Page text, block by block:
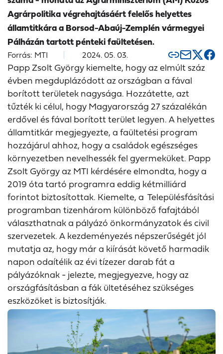
Agrárpolitika végrehajtásáért felelős helyettes
államtitkára a Borsod-Abaúj-Zemplén vármegyei
Pálházán tartott pénteki faültetésen.
Forrás: MTI 2024. 05. 03.
Papp Zsolt György kiemelte, hogy az elmúlt száz
évben megduplázódott az országban a fával
borított területek nagysága. Hozzátette, azt
tűzték ki célul, hogy Magyarország 27 százalékán
erdővel és fával borított terület legyen. A helyettes
államtitkár megjegyezte, a faültetési program
hozzájárul ahhoz, hogy a családok egészséges
környezetben nevelhessék fel gyermeküket. Papp
Zsolt György az MTI kérdésére elmondta, hogy a
2019 óta tartó programra eddig kétmilliárd
forintot biztosítottak. Kiemelte, a Településfásítási
programban tizenhárom különböző fafajtából
választhatnak a pályázó önkormányzatok és civil
szervezetek. A kezdeményezés népszerűségét jól
mutatja az, hogy már a kiírását követő harmadik
napon odaítélik az évi tízezer darab fát a
pályázóknak - jelezte, megjegyezve, hogy az
országfásításban a fák ültetéséhez szükséges
eszközöket is biztosítják.